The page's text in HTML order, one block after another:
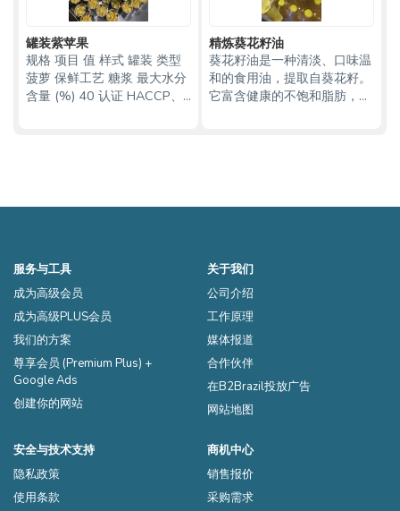
罐装紫苹果
规格 项目 值 样式 罐装 类型
菠萝 保鲜工艺 糖浆 最大水分
含量 (%) 40 认证 HACCP、
精炼葵花籽油
葵花籽油是一种清淡、口味温
和的食用油，提取自葵花籽。
它富含健康的不饱和脂肪，包
也是维生素E的良好来源，维
服务与工具
成为高级会员
成为高级PLUS会员
我们的方案
尊享会员 (Premium Plus) +
Google Ads
创建你的网站
关于我们
公司介绍
工作原理
媒体报道
合作伙伴
在B2Brazil投放广告
网站地图
安全与技术支持
隐私政策
使用条款
商机中心
销售报价
采购需求